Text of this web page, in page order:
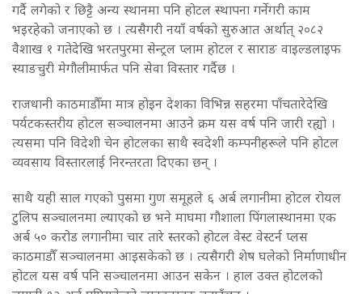
गर्दै लगेको र छिट्टै अन्य स्थानमा पनि होटल स्थापना गर्नेगरी काम
भइरहेको जनाएको छ । त्यसैगरी नयाँ वर्षको सुरुआत अर्थात् २०८२
वैशाख १ गतेदेखि भरतपुरमा सेन्ट्रल प्लाम होटल र साराङ वाइल्डलाइफ
स्याङचुरी मेगौलीमार्फत पनि सेवा विस्तार गर्दैछ ।
राजधानी काठमाडौँमा मात्र होइन देशका विभिन्न सहरमा पाँचतारेदेखि
पर्यटकस्तरीय होटल सञ्चालनमा आउने क्रम यस वर्ष पनि जारी रह्यो ।
त्यसमा पनि विदेशी चेन होटलका साथै स्वदेशी कम्पनीहरूले पनि होटल
व्यवसाय विस्तारलाई निरन्तरता दिएका छन् ।
साथै यही साल गएको पुसमा गुण समूहले ६ अर्ब लगानीमा होटल रोयल
टुलिप सञ्चालनमा ल्याएको छ भने माघमा गौशाला पिंगलास्थानमा एक
अर्ब ५० करोड लगानीमा चार तारे स्तरको होटल वेस्ट वेस्टर्न प्लस
काठमाडौँ सञ्चालनमा आइसकेको छ । त्यसैगरी शेष घलेको निर्माणाधीन
होटल यस वर्ष पनि सञ्चालनमा आउन सकेन । हाल उक्त होटलको